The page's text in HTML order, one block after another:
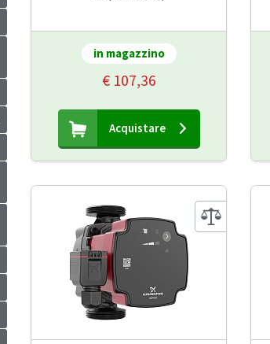
in magazzino
€ 107,36
Acquistare